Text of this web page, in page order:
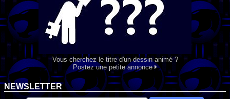
Vous cherchez le titre d'un dessin animé ?
Postez une petite annonce
NEWSLETTER